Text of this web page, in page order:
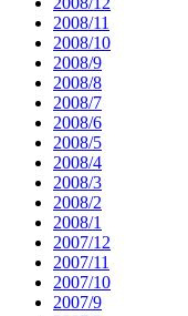
2008/11
2008/10
2008/9
2008/8
2008/7
2008/6
2008/5
2008/4
2008/3
2008/2
2008/1
2007/12
2007/11
2007/10
2007/9